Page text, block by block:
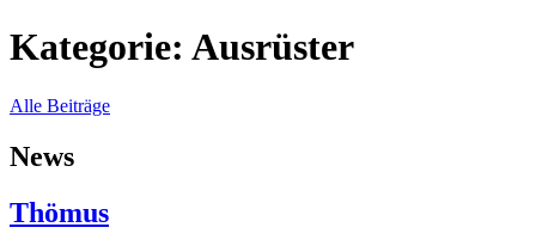
Kategorie: Ausrüster
Alle Beiträge
News
Thömus